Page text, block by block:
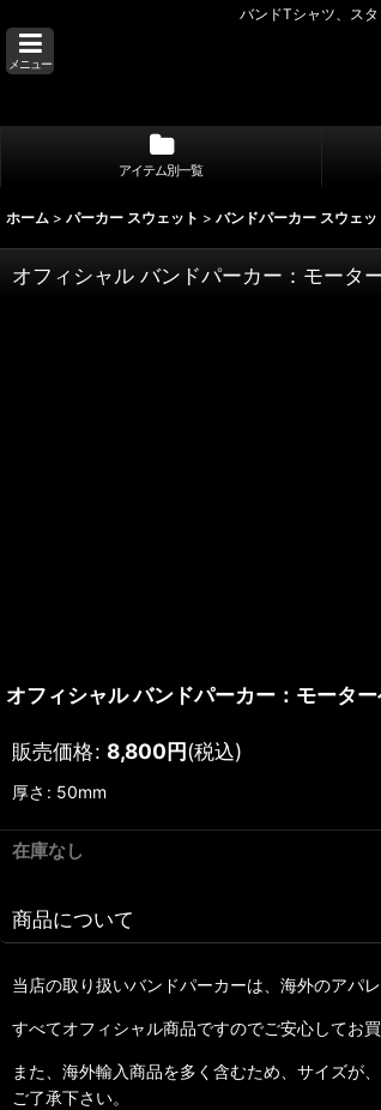
バンドTシャツ、ス
メニュー
アイテム別一覧
ホーム > パーカー スウェット > バンドパーカー スウェッ
オフィシャル バンドパーカー：モータ
オフィシャル バンドパーカー：モータ
販売価格: 8,800円(税込)
厚さ : 50mm
在庫なし
商品について
当店の取り扱いバンドパーカーは、海外のアパ
すべてオフィシャル商品ですのでご安心してお買
また、海外輸入商品を多く含むため、サイズが
ご了承下さい。